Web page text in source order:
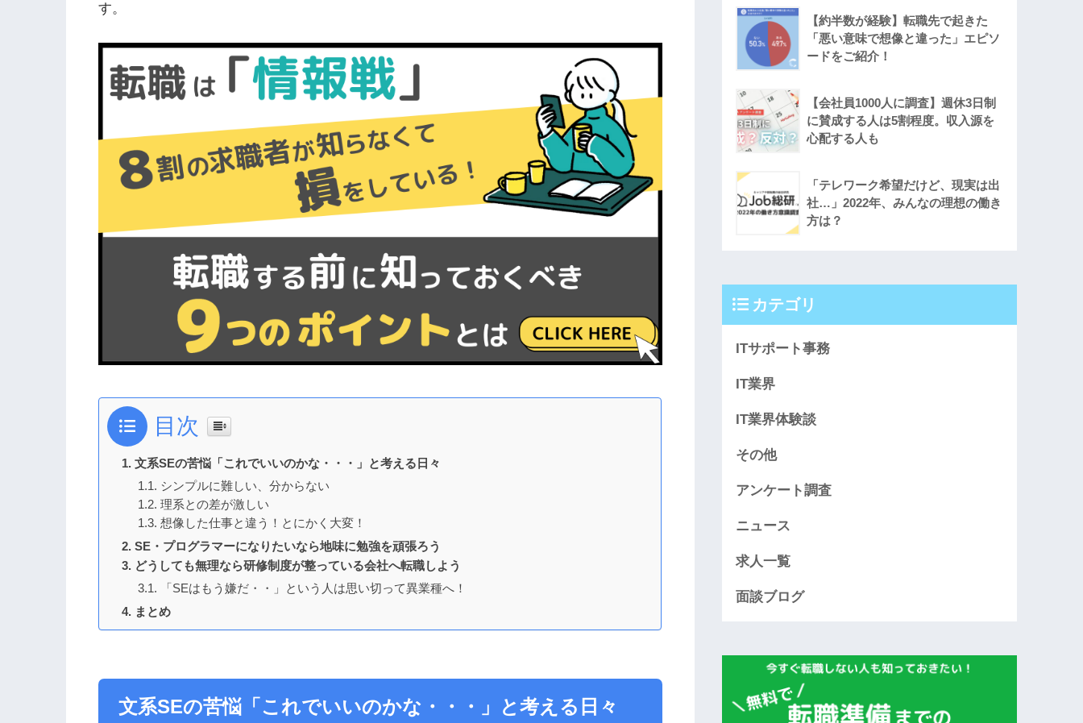
す。
目次
文系SEの苦悩「これでいいのかな・・・」と考える日々
シンプルに難しい、分からない
理系との差が激しい
想像した仕事と違う！とにかく大変！
SE・プログラマーになりたいなら地味に勉強を頑張ろう
どうしても無理なら研修制度が整っている会社へ転職しよう
「SEはもう嫌だ・・」という人は思い切って異業種へ！
まとめ
文系SEの苦悩「これでいいのかな・・・」と考える日々
【約半数が経験】転職先で起きた
「悪い意味で想像と違った」エピソ
ードをご紹介！
【会社員1000人に調査】週休3日制
に賛成する人は5割程度。収入源を
心配する人も
「テレワーク希望だけど、現実は出
社…」2022年、みんなの理想の働き
方は？
カテゴリ
ITサポート事務
IT業界
IT業界体験談
その他
アンケート調査
ニュース
求人一覧
面談ブログ